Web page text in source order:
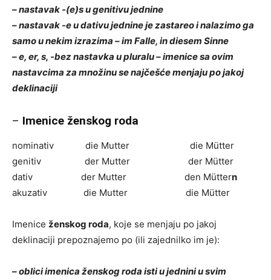
– nastavak -(e)s u genitivu jednine
– nastavak -e u dativu jednine je zastareo i nalazimo ga
samo u nekim izrazima – im Falle, in diesem Sinne
– e, er, s, -bez nastavka u pluralu – imenice sa ovim
nastavcima za množinu se najčešće menjaju po jakoj
deklinaciji
– Imenice ženskog roda
nominativ die Mutter die Mütter
genitiv der Mutter der Mütter
dativ der Mutter den Müttern
akuzativ die Mutter die Mütter
Imenice ženskog roda, koje se menjaju po jakoj
deklinaciji prepoznajemo po (ili zajednilko im je):
– oblici imenica ženskog roda isti u jednini u svim